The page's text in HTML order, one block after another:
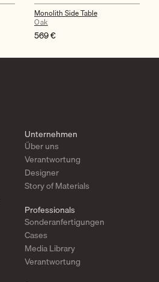
Monolith Side Table
Oak
569€
Unternehmen
Über uns
Verantwortung
Designer
Story of Materials
Professionals
Sonderanfertigungen
Cases
Media Library
Verantwortung